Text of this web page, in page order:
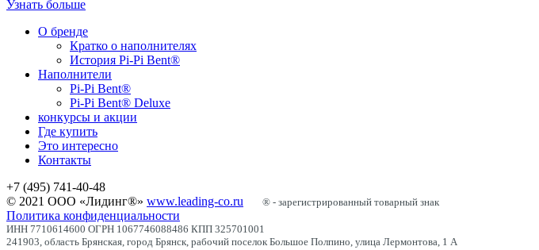
Узнать больше
О бренде
Кратко о наполнителях
История Pi-Pi Bent®
Наполнители
Pi-Pi Bent®
Pi-Pi Bent® Deluxe
конкурсы и акции
Где купить
Это интересно
Контакты
+7 (495) 741-40-48
© 2021 ООО «Лидинг®» www.leading-co.ru ® - зарегистрированный товарный знак
Политика конфиденциальности
ИНН 7710614600 ОГРН 1067746088486 КПП 325701001
241903, область Брянская, город Брянск, рабочий поселок Большое Полпино, улица Лермонтова, 1 А